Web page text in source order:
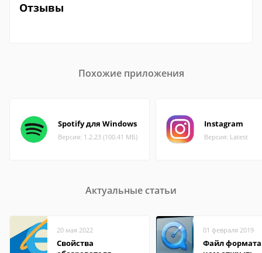
Отзывы
Похожие приложения
Spotify для Windows
Версия: 1.2.23 (100.41 МБ)
Instagram
Версия: Latest
Актуальные статьи
20 мая 2022
Свойства
01 февраля 2019
Файл формата